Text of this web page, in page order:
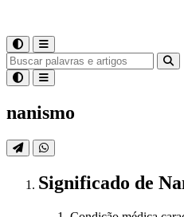
nanismo
Significado de